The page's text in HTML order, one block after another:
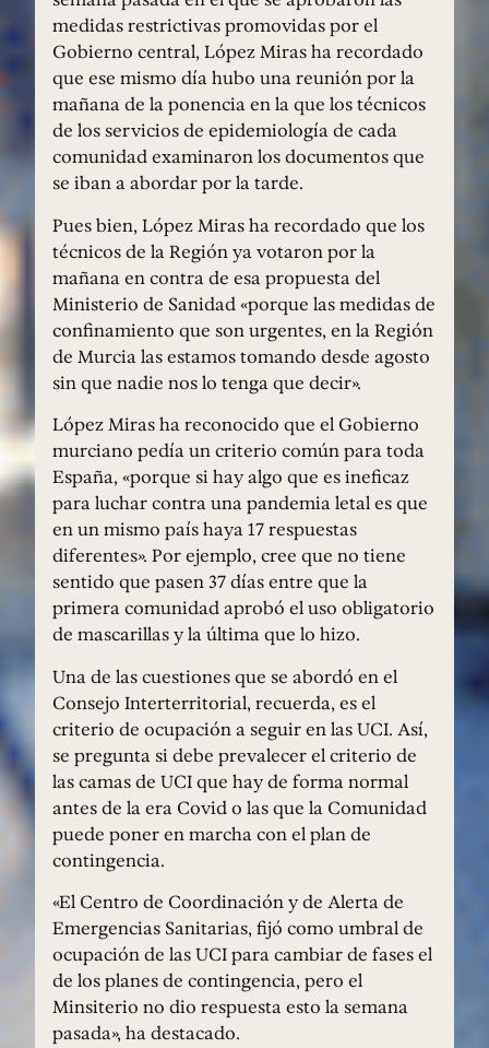
medidas restrictivas promovidas por el
Gobierno central, López Miras ha recordado
que ese mismo día hubo una reunión por la
mañana de la ponencia en la que los técnicos
de los servicios de epidemiología de cada
comunidad examinaron los documentos que
se iban a abordar por la tarde.
Pues bien, López Miras ha recordado que los
técnicos de la Región ya votaron por la
mañana en contra de esa propuesta del
Ministerio de Sanidad «porque las medidas de
confinamiento que son urgentes, en la Región
de Murcia las estamos tomando desde agosto
sin que nadie nos lo tenga que decir».
López Miras ha reconocido que el Gobierno
murciano pedía un criterio común para toda
España, «porque si hay algo que es ineficaz
para luchar contra una pandemia letal es que
en un mismo país haya 17 respuestas
diferentes». Por ejemplo, cree que no tiene
sentido que pasen 37 días entre que la
primera comunidad aprobó el uso obligatorio
de mascarillas y la última que lo hizo.
Una de las cuestiones que se abordó en el
Consejo Interterritorial, recuerda, es el
criterio de ocupación a seguir en las UCI. Así,
se pregunta si debe prevalecer el criterio de
las camas de UCI que hay de forma normal
antes de la era Covid o las que la Comunidad
puede poner en marcha con el plan de
contingencia.
«El Centro de Coordinación y de Alerta de
Emergencias Sanitarias, fijó como umbral de
ocupación de las UCI para cambiar de fases el
de los planes de contingencia, pero el
Minsiterio no dio respuesta esto la semana
pasada», ha destacado.